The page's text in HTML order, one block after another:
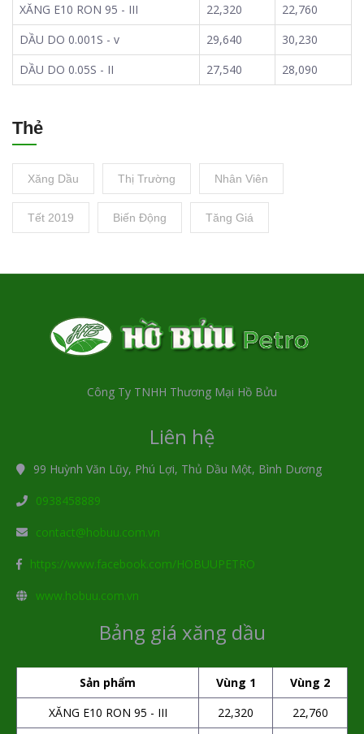
XĂNG E10 RON 95 - III
22,320
22,760
DẦU DO 0.001S - v
29,640
30,230
DẦU DO 0.05S - II
27,540 28,090
Thẻ
Xăng Dầu Thị Trường Nhân Viên
Tết 2019 Biến Động Tăng Giá
Công Ty TNHH Thương Mại Hồ Bửu
Liên hệ
99 Huỳnh Văn Lũy, Phú Lợi, Thủ Dầu Một, Bình Dương
0938458889
contact@hobuu.com.vn
https://www.facebook.com/HOBUUPETRO
www.hobuu.com.vn
Bảng giá xăng dầu
Sản phẩm Vùng 1
Vùng 2
XĂNG E10 RON 95 - III
22,320 22,760